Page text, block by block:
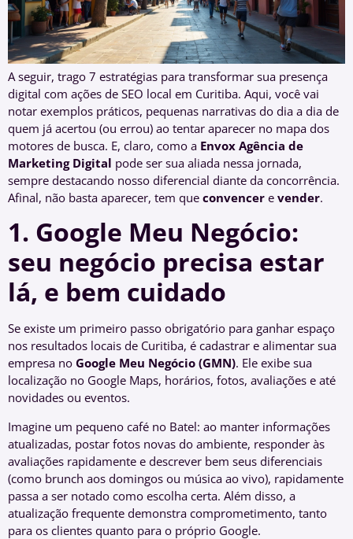
A seguir, trago 7 estratégias para transformar sua presença
digital com ações de SEO local em Curitiba. Aqui, você vai
notar exemplos práticos, pequenas narrativas do dia a dia de
quem já acertou (ou errou) ao tentar aparecer no mapa dos
motores de busca. E, claro, como a Envox Agência de
Marketing Digital pode ser sua aliada nessa jornada,
sempre destacando nosso diferencial diante da concorrência.
Afinal, não basta aparecer, tem que convencer e vender.
1. Google Meu Negócio:
seu negócio precisa estar
lá, e bem cuidado
Se existe um primeiro passo obrigatório para ganhar espaço
nos resultados locais de Curitiba, é cadastrar e alimentar sua
empresa no Google Meu Negócio (GMN). Ele exibe sua
localização no Google Maps, horários, fotos, avaliações e até
novidades ou eventos.
Imagine um pequeno café no Batel: ao manter informações
atualizadas, postar fotos novas do ambiente, responder às
avaliações rapidamente e descrever bem seus diferenciais
(como brunch aos domingos ou música ao vivo), rapidamente
passa a ser notado como escolha certa. Além disso, a
atualização frequente demonstra comprometimento, tanto
para os clientes quanto para o próprio Google.